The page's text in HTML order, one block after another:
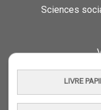
LIVRE
Sciences